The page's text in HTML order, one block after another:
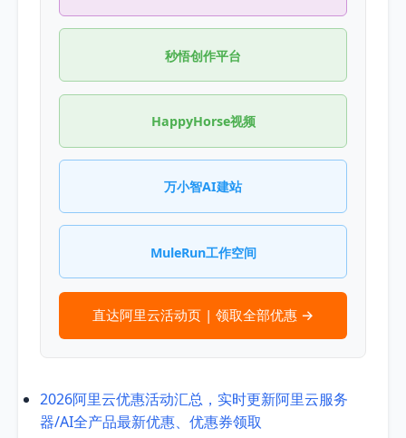
秒悟创作平台
HappyHorse视频
万小智AI建站
MuleRun工作空间
直达阿里云活动页 | 领取全部优惠 →
2026阿里云优惠活动汇总，实时更新阿里云服务
器/AI全产品最新优惠、优惠券领取